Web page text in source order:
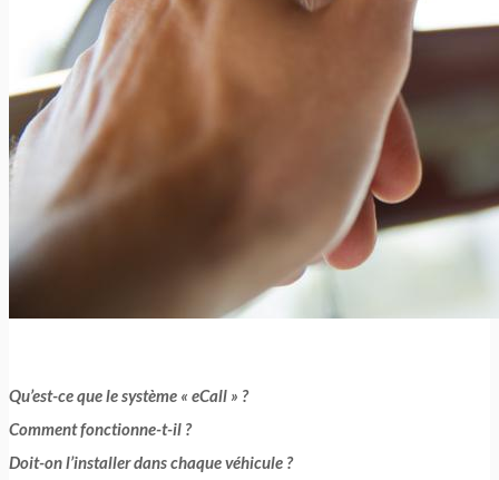
Qu’est-ce que le système « eCall » ?
Comment fonctionne-t-il ?
Doit-on l’installer dans chaque véhicule ?